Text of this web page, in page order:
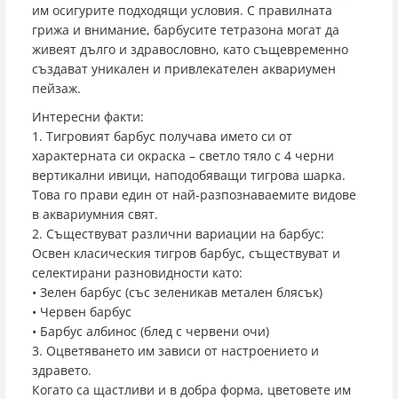
им осигурите подходящи условия. С правилната
грижа и внимание, барбусите тетразона могат да
живеят дълго и здравословно, като същевременно
създават уникален и привлекателен аквариумен
пейзаж.
Интересни факти:
1. Тигровият барбус получава името си от
характерната си окраска – светло тяло с 4 черни
вертикални ивици, наподобяващи тигрова шарка.
Това го прави един от най-разпознаваемите видове
в аквариумния свят.
2. Съществуват различни вариации на барбус:
Освен класическия тигров барбус, съществуват и
селектирани разновидности като:
• Зелен барбус (със зеленикав метален блясък)
• Червен барбус
• Барбус албинос (блед с червени очи)
3. Оцветяването им зависи от настроението и
здравето.
Когато са щастливи и в добра форма, цветовете им